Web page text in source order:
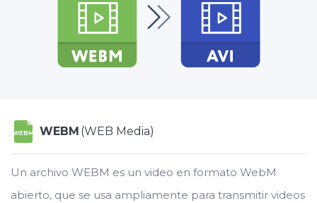
WEBM WEBM (WEB Media)
Un archivo WEBM es un video en formato WebM
abierto, que se usa ampliamente para transmitir videos